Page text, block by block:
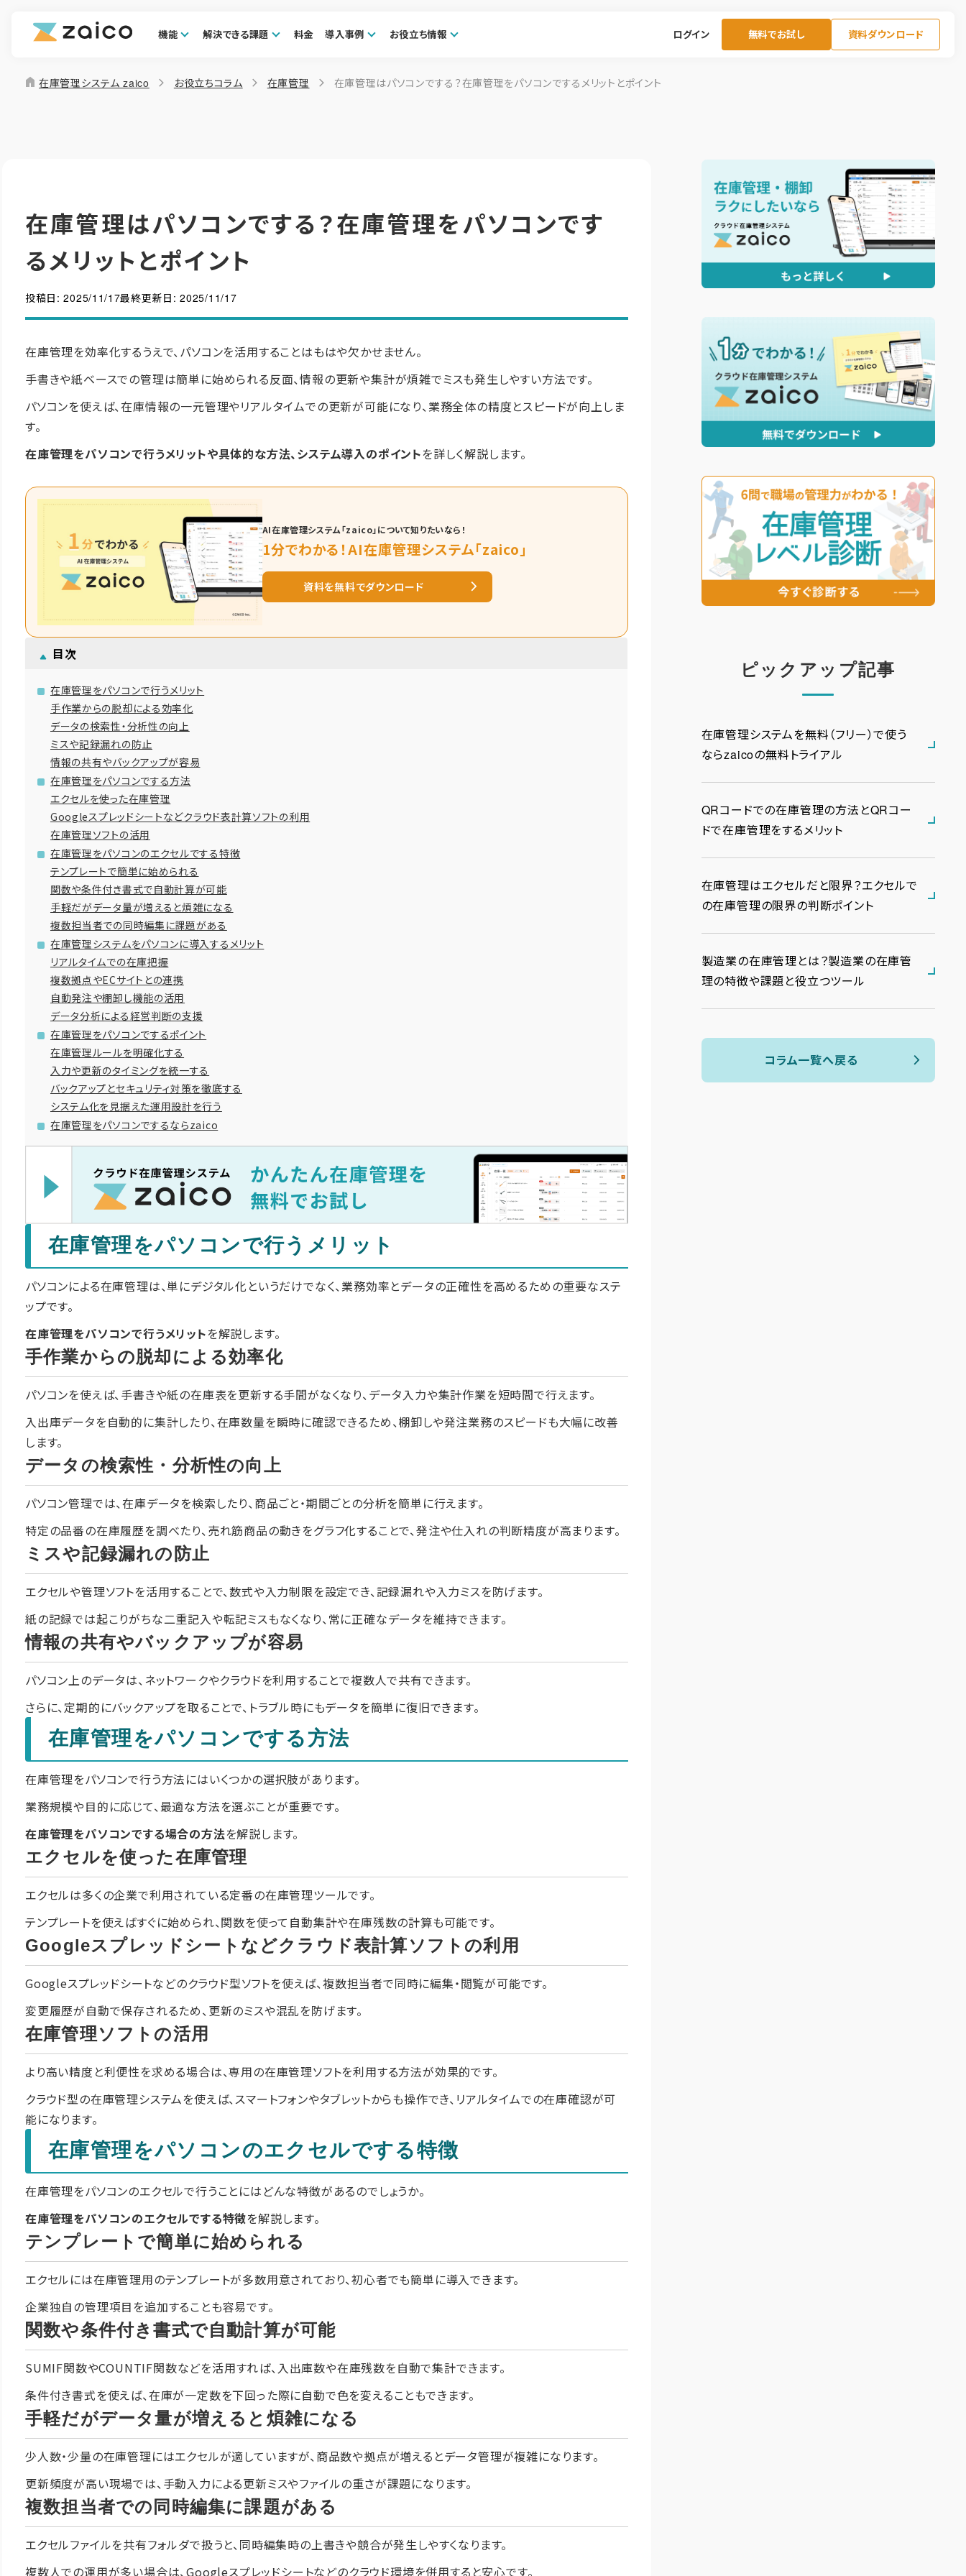
機能 解決できる課題 料金 導入事例 お役立ち情報 ログイン 無料でお試し 資料ダウンロード
home 在庫管理システム zaico お役立ちコラム 在庫管理 在庫管理はパソコンでする？在庫管理をパソコンでするメリットとポイント
在庫管理はパソコンでする？在庫管理をパソコンです
るメリットとポイント
投稿日:2025/11/17最終更新日:2025/11/17
在庫管理を効率化するうえで、パソコンを活用することはもはや欠かせません。
手書きや紙ベースでの管理は簡単に始められる反面、情報の更新や集計が煩雑でミスも発生しやすい方法です。
パソコンを使えば、在庫情報の一元管理やリアルタイムでの更新が可能になり、業務全体の精度とスピードが向上しま
す。
在庫管理をパソコンで行うメリットや具体的な方法、システム導入のポイントを詳しく解説します。
AI在庫管理システム「zaico」について知りたいなら！
1分でわかる！AI在庫管理システム「zaico」
資料を無料でダウンロード
目次
在庫管理をパソコンで行うメリット
手作業からの脱却による効率化
データの検索性・分析性の向上
ミスや記録漏れの防止
情報の共有やバックアップが容易
在庫管理をパソコンでする方法
エクセルを使った在庫管理
Googleスプレッドシートなどクラウド表計算ソフトの利用
在庫管理ソフトの活用
在庫管理をパソコンのエクセルでする特徴
テンプレートで簡単に始められる
関数や条件付き書式で自動計算が可能
手軽だがデータ量が増えると煩雑になる
複数担当者での同時編集に課題がある
在庫管理システムをパソコンに導入するメリット
リアルタイムでの在庫把握
複数拠点やECサイトとの連携
自動発注や棚卸し機能の活用
データ分析による経営判断の支援
在庫管理をパソコンでするポイント
在庫管理ルールを明確化する
入力や更新のタイミングを統一する
バックアップとセキュリティ対策を徹底する
システム化を見据えた運用設計を行う
在庫管理をパソコンでするならzaico
在庫管理をパソコンで行うメリット
パソコンによる在庫管理は、単にデジタル化というだけでなく、業務効率とデータの正確性を高めるための重要なステ
ップです。
在庫管理をパソコンで行うメリットを解説します。
手作業からの脱却による効率化
パソコンを使えば、手書きや紙の在庫表を更新する手間がなくなり、データ入力や集計作業を短時間で行えます。
入出庫データを自動的に集計したり、在庫数量を瞬時に確認できるため、棚卸しや発注業務のスピードも大幅に改善
します。
データの検索性・分析性の向上
パソコン管理では、在庫データを検索したり、商品ごと・期間ごとの分析を簡単に行えます。
特定の品番の在庫履歴を調べたり、売れ筋商品の動きをグラフ化することで、発注や仕入れの判断精度が高まります。
ミスや記録漏れの防止
エクセルや管理ソフトを活用することで、数式や入力制限を設定でき、記録漏れや入力ミスを防げます。
紙の記録では起こりがちな二重記入や転記ミスもなくなり、常に正確なデータを維持できます。
情報の共有やバックアップが容易
パソコン上のデータは、ネットワークやクラウドを利用することで複数人で共有できます。
さらに、定期的にバックアップを取ることで、トラブル時にもデータを簡単に復旧できます。
在庫管理をパソコンでする方法
在庫管理をパソコンで行う方法にはいくつかの選択肢があります。
業務規模や目的に応じて、最適な方法を選ぶことが重要です。
在庫管理をパソコンでする場合の方法を解説します。
エクセルを使った在庫管理
エクセルは多くの企業で利用されている定番の在庫管理ツールです。
テンプレートを使えばすぐに始められ、関数を使って自動集計や在庫残数の計算も可能です。
Googleスプレッドシートなどクラウド表計算ソフトの利用
Googleスプレッドシートなどのクラウド型ソフトを使えば、複数担当者で同時に編集・閲覧が可能です。
変更履歴が自動で保存されるため、更新のミスや混乱を防げます。
在庫管理ソフトの活用
より高い精度と利便性を求める場合は、専用の在庫管理ソフトを利用する方法が効果的です。
クラウド型の在庫管理システムを使えば、スマートフォンやタブレットからも操作でき、リアルタイムでの在庫確認が可
能になります。
在庫管理をパソコンのエクセルでする特徴
在庫管理をパソコンのエクセルで行うことにはどんな特徴があるのでしょうか。
在庫管理をパソコンのエクセルでする特徴を解説します。
テンプレートで簡単に始められる
エクセルには在庫管理用のテンプレートが多数用意されており、初心者でも簡単に導入できます。
企業独自の管理項目を追加することも容易です。
関数や条件付き書式で自動計算が可能
SUMIF関数やCOUNTIF関数などを活用すれば、入出庫数や在庫残数を自動で集計できます。
条件付き書式を使えば、在庫が一定数を下回った際に自動で色を変えることもできます。
手軽だがデータ量が増えると煩雑になる
少人数・少量の在庫管理にはエクセルが適していますが、商品数や拠点が増えるとデータ管理が複雑になります。
更新頻度が高い現場では、手動入力による更新ミスやファイルの重さが課題になります。
複数担当者での同時編集に課題がある
エクセルファイルを共有フォルダで扱うと、同時編集時の上書きや競合が発生しやすくなります。
複数人での運用が多い場合は、Googleスプレッドシートなどのクラウド環境を併用すると安心です。
ピックアップ記事
在庫管理システムを無料（フリー）で使う
ならzaicoの無料トライアル
QRコードでの在庫管理の方法とQRコー
ドで在庫管理をするメリット
在庫管理はエクセルだと限界？エクセルで
の在庫管理の限界の判断ポイント
製造業の在庫管理とは？製造業の在庫管
理の特徴や課題と役立つツール
コラム一覧へ戻る